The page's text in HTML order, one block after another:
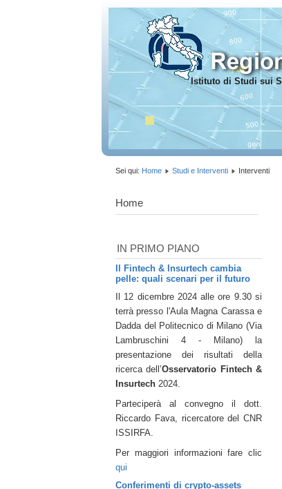
Istituto di Studi sui
Sei qui: Home Studi e Interventi Interventi
Home
IN PRIMO PIANO
Il Fintech & Insurtech cambia
pelle: quali scenari per il futuro
Il 12 dicembre 2024 alle ore 9.30 si
terrà presso l'Aula Magna Carassa e
Dadda del Politecnico di Milano (Via
Lambruschini 4 - Milano) la
presentazione dei risultati della
ricerca dell’Osservatorio Fintech &
Insurtech 2024.
Parteciperà al convegno il dott.
Riccardo Fava, ricercatore del CNR
ISSIRFA.
Per maggiori informazioni fare clic
qui
Conferimenti di crypto-assets